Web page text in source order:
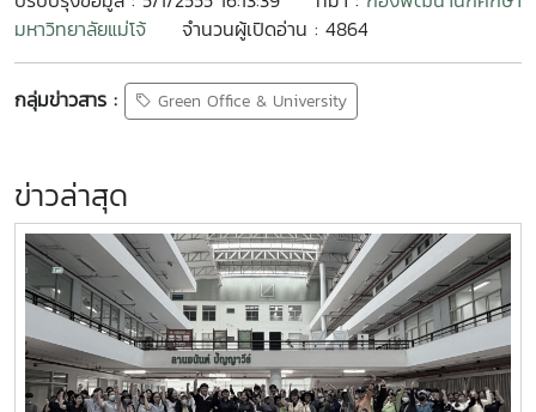
มหาวิทยาลัยแม่โจ้
จำนวนผู้เปิดอ่าน : 4864
กลุ่มข่าวสาร : Green Office & University
ข่าวล่าสุด